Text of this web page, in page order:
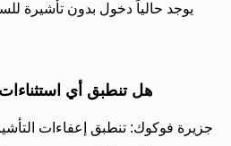
يوجد حالياً دخول بدون تأشيرة
هل تنطبق أي